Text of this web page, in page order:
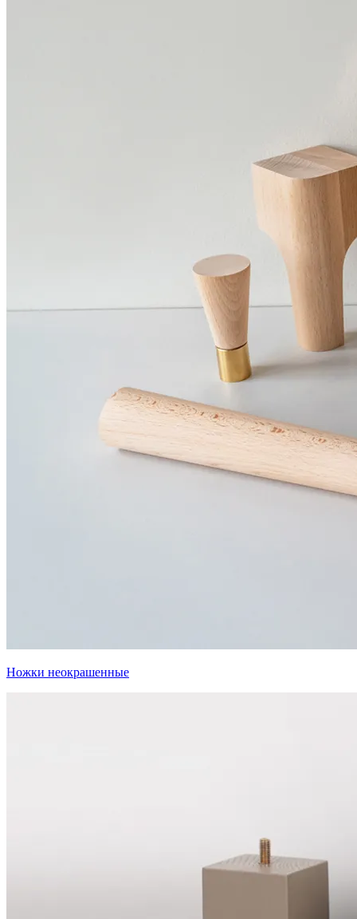
Ножки неокрашенные